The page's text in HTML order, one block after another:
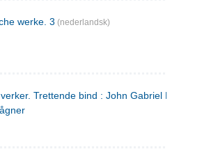
werke. 3 (nederlandsk)
Trettende bind : John Gabriel Borkman ;